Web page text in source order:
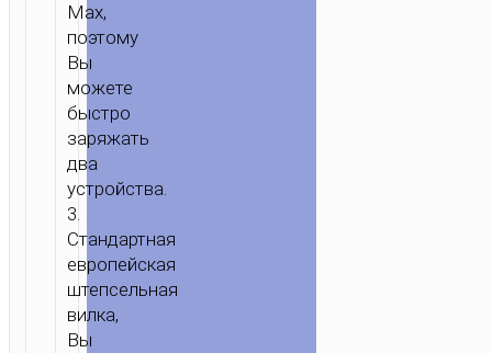
ГЛАВНАЯ / ЗАРЯДКА
АДАПТЕРЫ
/ ЗАРЯДНОЕ
УСТРОЙСТВО
Max,
поэтому
Вы
можете
быстро
заряжать
два
устройства.
3.
Стандартная
европейская
штепсельная
вилка,
Вы